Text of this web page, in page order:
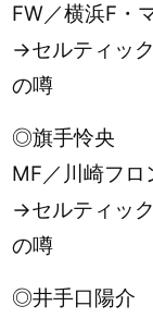
FW／横浜F・
→セルティッ
の噂
◎旗手怜央
MF／川崎フ
→セルティッ
の噂
◎井手口陽介